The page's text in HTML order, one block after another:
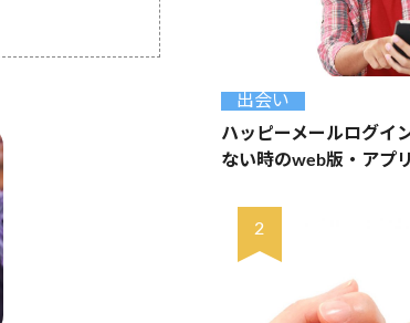
出会い
ハッピーメールログイ
ない時のweb版・アプ